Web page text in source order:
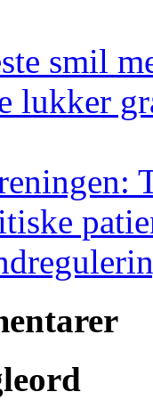
smil
lukker